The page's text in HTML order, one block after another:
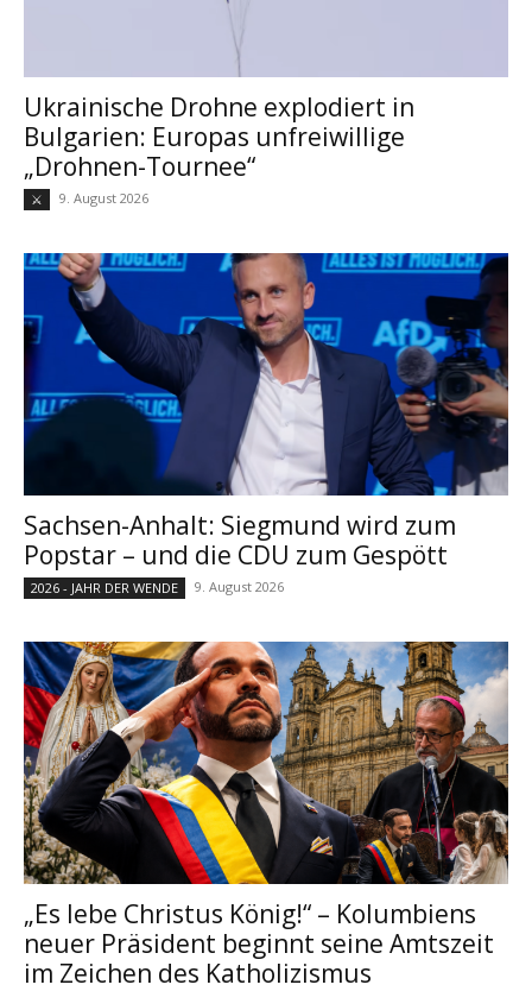
Ukrainische Drohne explodiert in
Bulgarien: Europas unfreiwillige
„Drohnen-Tournee“
⚔ 9. August 2026
Sachsen-Anhalt: Siegmund wird zum
Popstar – und die CDU zum Gespött
2026 - JAHR DER WENDE 9. August 2026
„Es lebe Christus König!“ – Kolumbiens
neuer Präsident beginnt seine Amtszeit
im Zeichen des Katholizismus